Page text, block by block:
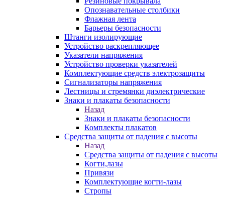
Опознавательные столбики
Флажная лента
Барьеры безопасности
Штанги изолирующие
Устройство раскрепляющее
Указатели напряжения
Устройство проверки указателей
Комплектующие средств электрозащиты
Сигнализаторы напряжения
Лестницы и стремянки диэлектрические
Знаки и плакаты безопасности
Назад
Знаки и плакаты безопасности
Комплекты плакатов
Средства защиты от падения с высоты
Назад
Средства защиты от падения с высоты
Когти,лазы
Привязи
Комплектующие когти-лазы
Стропы